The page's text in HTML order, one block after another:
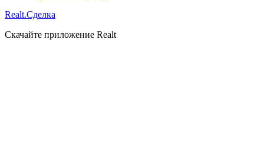
Realt.Сделка
Скачайте приложение Realt